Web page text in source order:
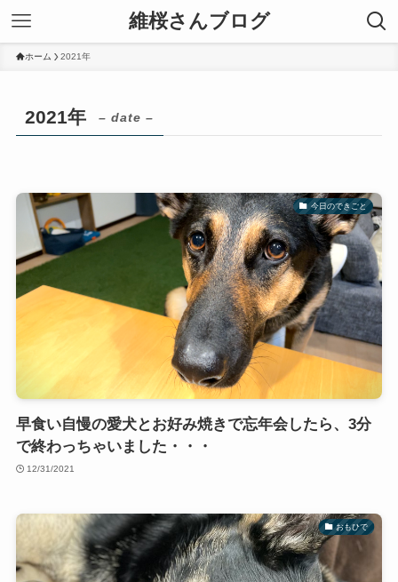
維桜さんブログ
ホーム 2021年
2021年 – date –
今日のできごと
早食い自慢の愛犬とお好み焼きで忘年会したら、3分
で終わっちゃいました・・・
12/31/2021
おもひで